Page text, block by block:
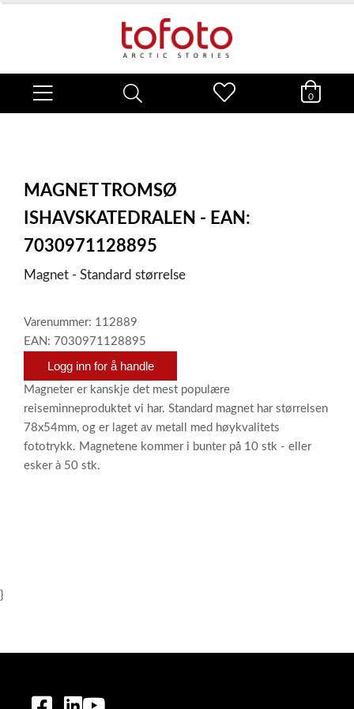
0
MAGNET TROMSØ
ISHAVSKATEDRALEN - EAN:
7030971128895
Magnet - Standard størrelse
Varenummer: 112889
EAN: 7030971128895
Logg inn for å handle
Magneter er kanskje det mest populære
reiseminneproduktet vi har. Standard magnet har størrelsen
78x54mm, og er laget av metall med høykvalitets
fototrykk. Magnetene kommer i bunter på 10 stk - eller
esker à 50 stk.
}